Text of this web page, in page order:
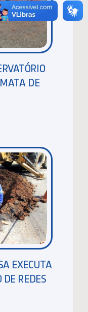
DE
EXECUTA
REDES